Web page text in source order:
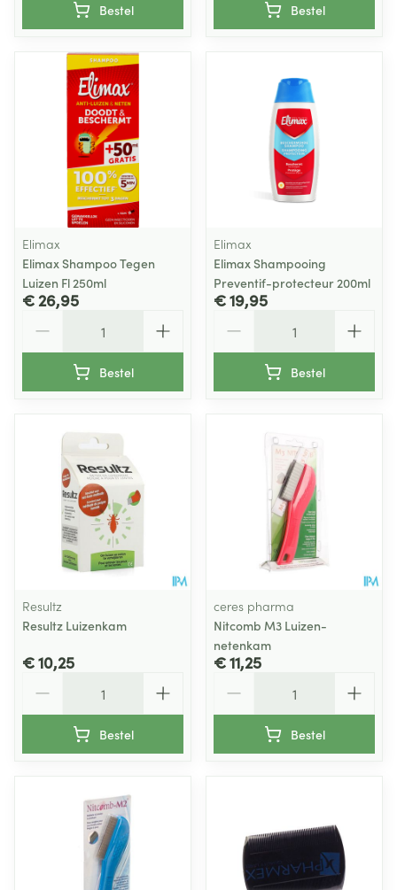
Bestel Bestel
Elimax
Elimax Shampoo Tegen
Luizen Fl 250ml
€ 26,95
Bestel
Elimax
Elimax Shampooing
Preventif-protecteur 200ml
€ 19,95
Bestel
Resultz
Resultz Luizenkam
€ 10,25
Bestel
ceres pharma
Nitcomb M3 Luizen-
netenkam
€ 11,25
Bestel